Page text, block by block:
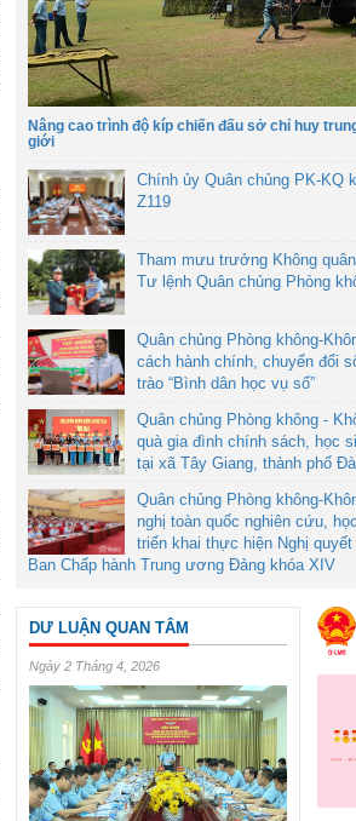
Nâng cao trình độ kíp chiến đấu sở chỉ huy
giới
Chính ủy Quân chủng PK-KQ
Z119
Tham mưu trưởng Không
Tư lệnh Quân chủng Phòng
Quân chủng Phòng không-
cách hành chính, chuyển đổi
trào “Bình dân học vụ số”
Quân chủng Phòng không -
quà gia đình chính sách, học
tại xã Tây Giang, thành phố
Quân chủng Phòng không-
nghị toàn quốc nghiên cứu,
triển khai thực hiện Nghị
Ban Chấp hành Trung ương Đảng khóa XIV
DƯ LUẬN QUAN TÂM
Ngày 2 Tháng 4, 2026